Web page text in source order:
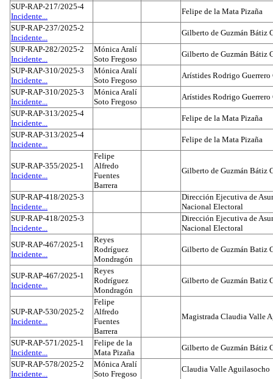
SUP-RAP-217/2025-4
Incidente...
Felipe de la Mata Pizaña
SUP-RAP-237/2025-2
Incidente...
Gilberto de Guzmán Bátiz
SUP-RAP-282/2025-2
Incidente...
Mónica Aralí
Soto Fregoso
Gilberto de Guzmán Bátiz
SUP-RAP-310/2025-3
Incidente...
Mónica Aralí
Soto Fregoso
Arístides Rodrigo Guerrero
SUP-RAP-310/2025-3
Incidente...
Mónica Aralí
Soto Fregoso
Arístides Rodrigo Guerrero
SUP-RAP-313/2025-4
Incidente...
Felipe de la Mata Pizaña
SUP-RAP-313/2025-4
Incidente...
Felipe de la Mata Pizaña
SUP-RAP-355/2025-1
Incidente...
Felipe
Alfredo
Fuentes
Barrera
Gilberto de Guzmán Bátiz
SUP-RAP-418/2025-3
Incidente...
Dirección Ejecutiva de
Nacional Electoral
SUP-RAP-418/2025-3
Incidente...
Dirección Ejecutiva de
Nacional Electoral
SUP-RAP-467/2025-1
Incidente...
Reyes
Rodríguez
Mondragón
Gilberto de Guzmán Batiz
SUP-RAP-467/2025-1
Incidente...
Reyes
Rodríguez
Mondragón
Gilberto de Guzmán Batiz
SUP-RAP-530/2025-2
Incidente...
Felipe
Alfredo
Fuentes
Barrera
Magistrada Claudia Valle
SUP-RAP-571/2025-1
Incidente...
Felipe de la
Mata Pizaña
Gilberto de Guzmán Bátiz
SUP-RAP-578/2025-2
Incidente...
Mónica Aralí
Soto Fregoso
Claudia Valle Aguilasocho